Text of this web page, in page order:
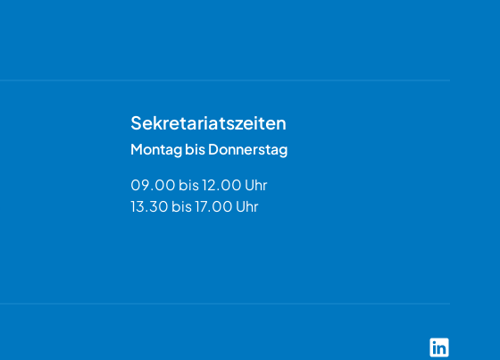
Sekretariatszeiten
Montag bis Donnerstag
09.00 bis 12.00 Uhr
13.30 bis 17.00 Uhr
Coach